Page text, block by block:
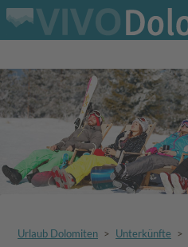
Urlaub Dolomiten > Unterkünfte >